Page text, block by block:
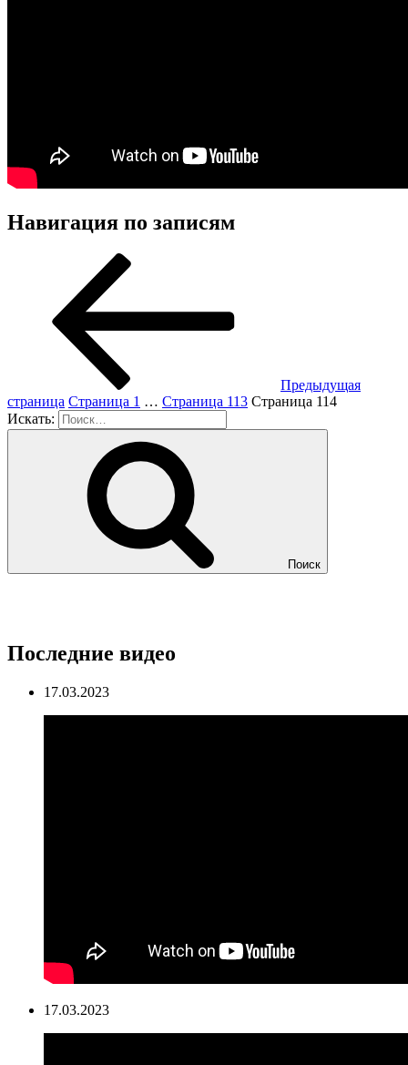
Навигация по записям
Предыдущая
страница Страница 1 … Страница 113 Страница 114
Искать:
Поиск
Последние видео
17.03.2023
17.03.2023